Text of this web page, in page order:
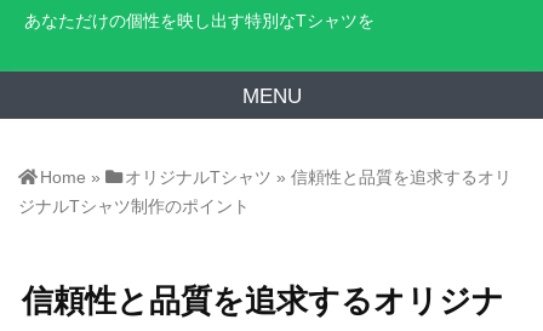
あなただけの個性を映し出す特別なTシャツを
MENU
Home » オリジナルTシャツ »信頼性と品質を追求するオリ
ジナルTシャツ制作のポイント
信頼性と品質を追求するオリジナ